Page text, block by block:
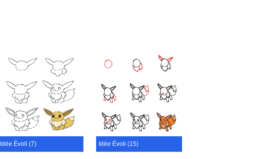
Idée Évoli (7) Idée Évoli (15)